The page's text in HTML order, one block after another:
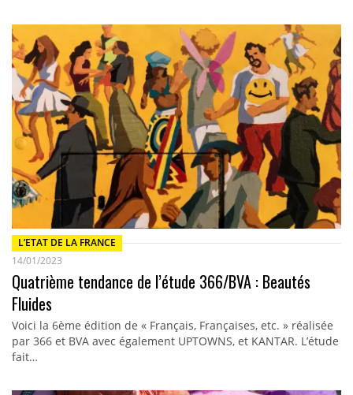
L’ETAT DE LA FRANCE
14/01/2023
Quatrième tendance de l’étude 366/BVA : Beautés
Fluides
Voici la 6ème édition de « Français, Françaises, etc. » réalisée
par 366 et BVA avec également UPTOWNS, et KANTAR. L’étude
fait…